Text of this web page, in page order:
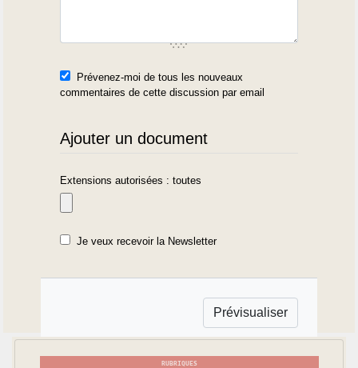
Prévenez-moi de tous les nouveaux
commentaires de cette discussion par email
Ajouter un document
Extensions autorisées : toutes
Je veux recevoir la Newsletter
RUBRIQUES